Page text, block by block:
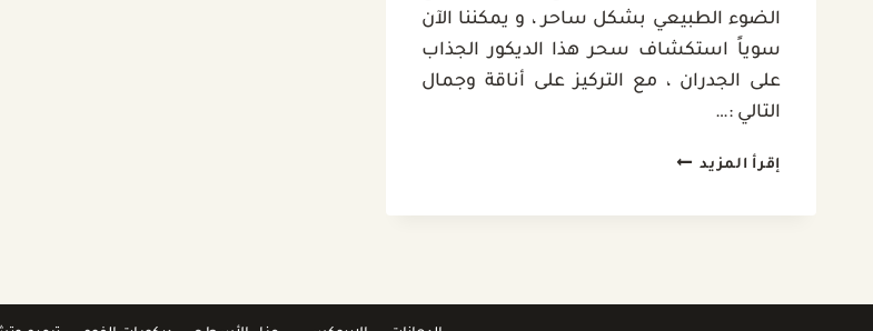
الضوء الطبيعي بشكل ساحر ، و يمكننا الآن
سوياً استكشاف سحر هذا الديكور الجذاب
على الجدران ، مع التركيز على أناقة وجمال
التالي :…
إقرأ المزيد ديكور